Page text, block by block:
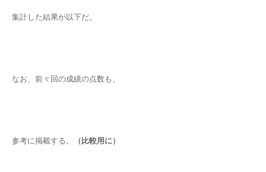
集計した結果が以下だ。
なお、前々回の成績の点数も、
参考に掲載する。 （比較用に）